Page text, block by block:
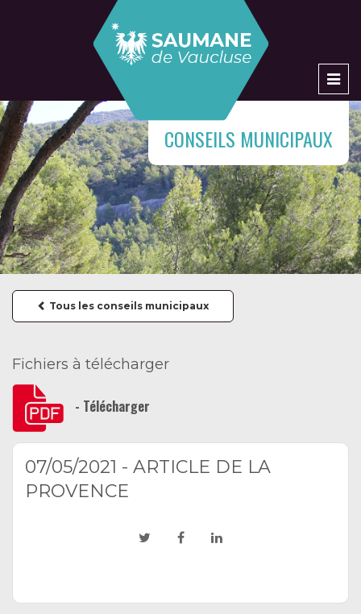
CONSEILS MUNICIPAUX
Tous les conseils municipaux
Fichiers à télécharger
- Télécharger
07/05/2021 - ARTICLE DE LA
PROVENCE